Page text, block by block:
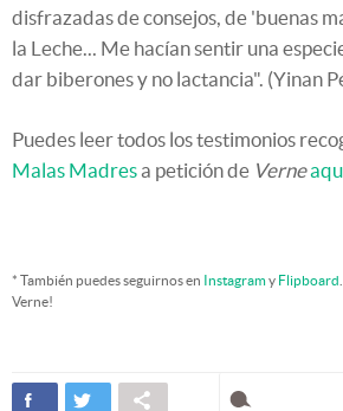
disfrazadas de consejos, de 'buenas
la Leche... Me hacían sentir una
dar biberones y no lactancia". (Yinan
Puedes leer todos los testimonios
Malas Madresa petición de Verne
* También puedes seguirnos en Instagramy Flipboard
Verne!